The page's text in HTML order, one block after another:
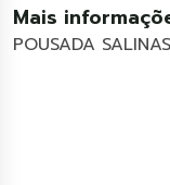
Mais
POUSADA SALINAS